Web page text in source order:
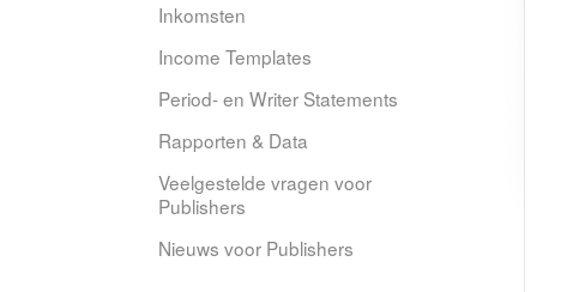
Inkomsten
Income Templates
Period- en Writer Statements
Rapporten & Data
Veelgestelde vragen voor
Publishers
Nieuws voor Publishers